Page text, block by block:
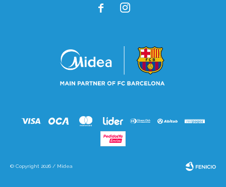
 
© Copyright 2026 / Midea